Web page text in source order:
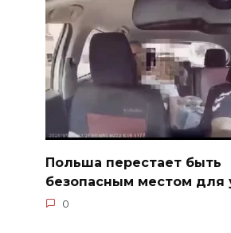
Польша перестает быть
безопасным местом для
0